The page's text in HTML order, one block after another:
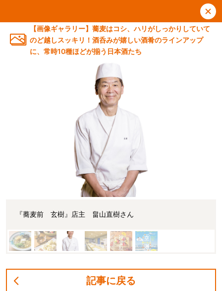
【画像ギャラリー】蕎麦はコシ、ハリがしっかりしていて
のど越しスッキリ！酒呑みが嬉しい酒肴のラインアップ
に、常時10種ほどが揃う日本酒たち
『蕎麦前 玄樹』店主 畠山直樹さん
記事に戻る